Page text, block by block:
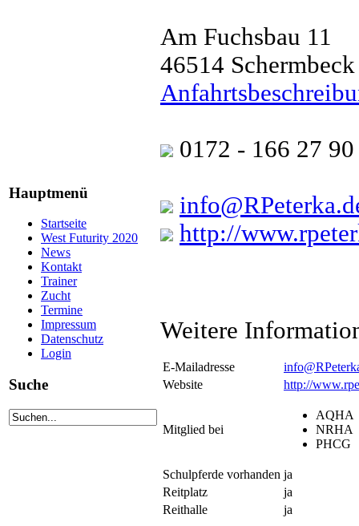
Hauptmenü
Startseite
West Futurity 2020
News
Kontakt
Trainer
Zucht
Termine
Impressum
Datenschutz
Login
Suche
Am Fuchsbau 11
46514 Schermbeck
0172 - 166 27 90
http://
Weitere
E-Mailadresse
Website
http://
Mitglied bei
AQHA
NRHA
PHCG
Schulpferde vorhanden ja
Reitplatz
ja
Reithalle
ja